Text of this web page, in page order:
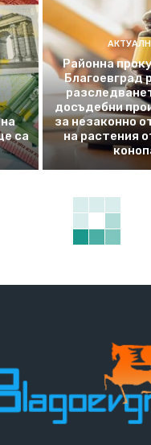
са
Районна
Благоевград
досъдебни
за незаконно
на растения